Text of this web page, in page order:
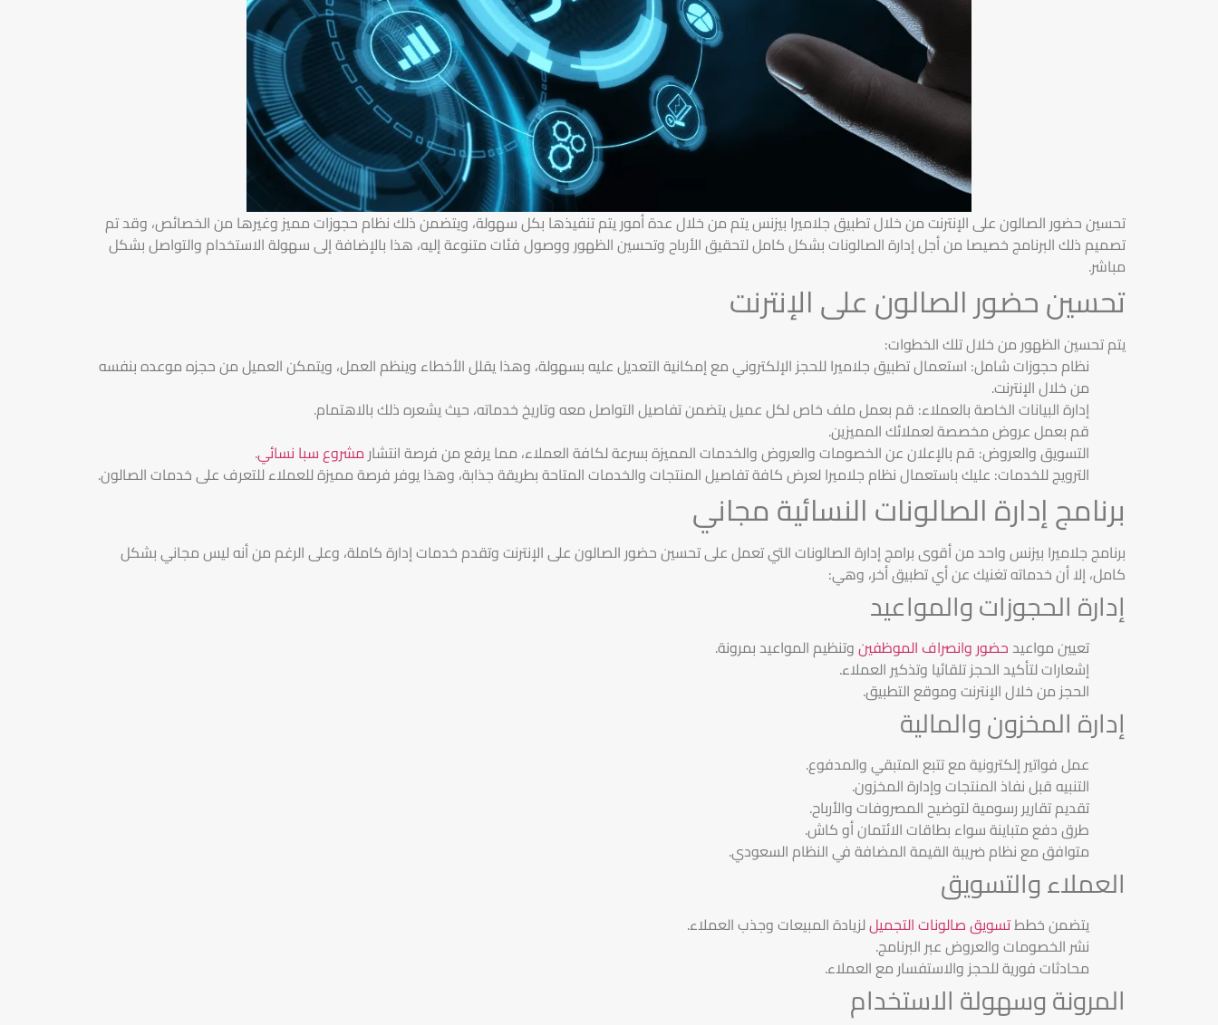
تحسين حضور الصالون على الإنترنت من خلال تطبيق جلاميرا بيزنس يتم من خلال عدة أمور يتم تنفيذها بكل سهولة، ويتضمن ذلك نظام حجوزات مميز وغيرها من الخصائص، وقد تم
تصميم ذلك البرنامج خصيصا من أجل إدارة الصالونات بشكل كامل لتحقيق الأرباح وتحسين الظهور ووصول فئات متنوعة إليه، هذا بالإضافة إلى سهولة الاستخدام والتواصل بشكل
مباشر.
تحسين حضور الصالون على الإنترنت
يتم تحسين الظهور من خلال تلك الخطوات:
نظام حجوزات شامل: استعمال تطبيق جلاميرا للحجز الإلكتروني مع إمكانية التعديل عليه بسهولة، وهذا يقلل الأخطاء وينظم العمل، ويتمكن العميل من حجزه موعده بنفسه
من خلال الإنترنت.
إدارة البيانات الخاصة بالعملاء: قم بعمل ملف خاص لكل عميل يتضمن تفاصيل التواصل معه وتاريخ خدماته، حيث يشعره ذلك بالاهتمام.
قم بعمل عروض مخصصة لعملائك المميزين.
التسويق والعروض: قم بالإعلان عن الخصومات والعروض والخدمات المميزة بسرعة لكافة العملاء، مما يرفع من فرصة انتشار مشروع سبا نسائي.
الترويج للخدمات: عليك باستعمال نظام جلاميرا لعرض كافة تفاصيل المنتجات والخدمات المتاحة بطريقة جذابة، وهذا يوفر فرصة مميزة للعملاء للتعرف على خدمات الصالون.
برنامج إدارة الصالونات النسائية مجاني
برنامج جلاميرا بيزنس واحد من أقوى برامج إدارة الصالونات التي تعمل على تحسين حضور الصالون على الإنترنت وتقدم خدمات إدارة كاملة، وعلى الرغم من أنه ليس مجاني بشكل
كامل، إلا أن خدماته تغنيك عن أي تطبيق أخر، وهي:
إدارة الحجوزات والمواعيد
تعيين مواعيدحضور وانصراف الموظفينوتنظيم المواعيد بمرونة.
إشعارات لتأكيد الحجز تلقائيا وتذكير العملاء.
الحجز من خلال الإنترنت وموقع التطبيق.
إدارة المخزون والمالية
عمل فواتير إلكترونية مع تتبع المتبقي والمدفوع.
التنبيه قبل نفاذ المنتجات وإدارة المخزون.
تقديم تقارير رسومية لتوضيح المصروفات والأرباح.
طرق دفع متباينة سواء بطاقات الائتمان أو كاش.
متوافق مع نظام ضريبة القيمة المضافة في النظام السعودي.
العملاء والتسويق
يتضمن خططتسويق صالونات التجميللزيادة المبيعات وجذب العملاء.
نشر الخصومات والعروض عبر البرنامج.
محادثات فورية للحجز والاستفسار مع العملاء.
المرونة وسهولة الاستخدام